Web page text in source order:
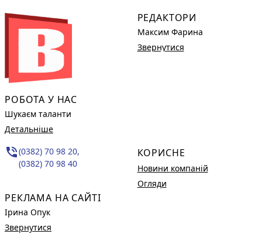
РОБОТА У НАС
Шукаєм таланти
Детальніше
phone_in_talk(0382) 70 98 20,
(0382) 70 98 40
РЕКЛАМА НА САЙТІ
Ірина Опук
Звернутися
РЕДАКТОРИ
Максим Фарина
Звернутися
КОРИСНЕ
Новини компаній
Огляди